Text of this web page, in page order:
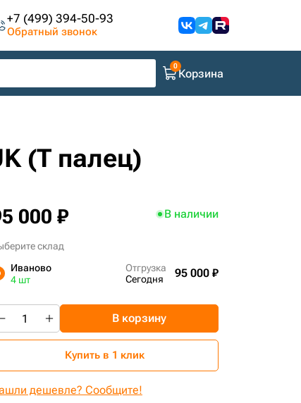
+7 (499) 394-50-93
Обратный звонок
Корзина
(Т палец)
000 ₽ В наличии
склад
Иваново
4 шт
Отгрузка
Сегодня
95 000 ₽
В корзину
Купить в 1 клик
дешевле? Сообщите!